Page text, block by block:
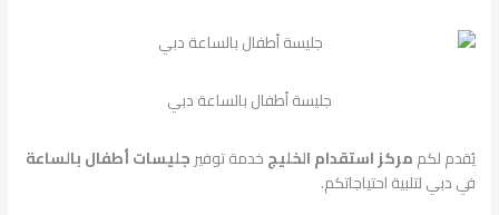
جليسة أطفال بالساعة دبي
يُقدم لكممركز استقدام الخليجخدمة توفيرجليسات أطفال بالساعة
في دبي لتلبية احتياجاتكم.